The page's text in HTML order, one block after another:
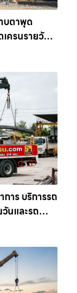
บตาพุด
ครนรายวัน
าร บริการรถ
นและรถ